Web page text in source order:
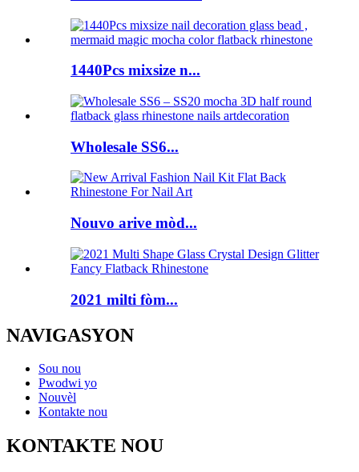
1440Pcs mixsize n...
Wholesale SS6...
Nouvo arive mòd...
2021 milti fòm...
NAVIGASYON
Sou nou
Pwodwi yo
Nouvèl
Kontakte nou
KONTAKTE NOU